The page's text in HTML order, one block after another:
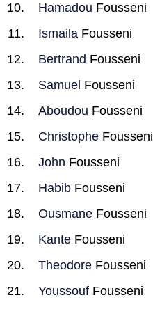
Hamadou Fousseni
Ismaila Fousseni
Bertrand Fousseni
Samuel Fousseni
Aboudou Fousseni
Christophe Fousseni
John Fousseni
Habib Fousseni
Ousmane Fousseni
Kante Fousseni
Theodore Fousseni
Youssouf Fousseni